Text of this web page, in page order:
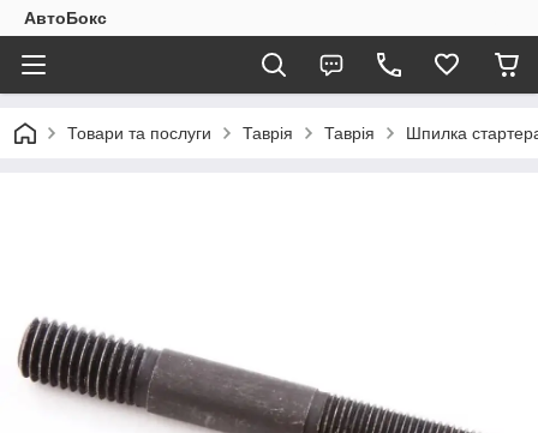
АвтоБокс
Товари та послуги Таврія Таврія Шпилка